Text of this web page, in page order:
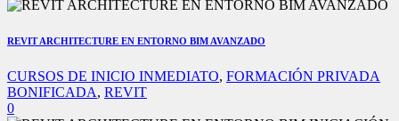
REVIT ARCHITECTURE EN ENTORNO BIM AVANZADO
CURSOS DE INICIO INMEDIATO, FORMACIÓN PRIVADA
BONIFICADA, REVIT
0